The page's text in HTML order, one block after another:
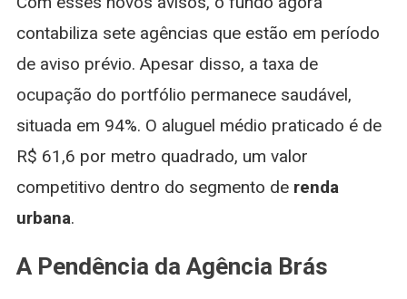
contabiliza sete agências que estão em período
de aviso prévio. Apesar disso, a taxa de
ocupação do portfólio permanece saudável,
situada em 94%. O aluguel médio praticado é de
R$ 61,6 por metro quadrado, um valor
competitivo dentro do segmento de renda
urbana.
A Pendência da Agência Brás